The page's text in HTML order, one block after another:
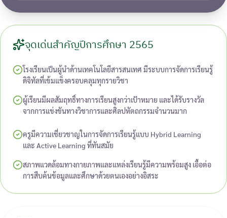
จุดเด่นสำคัญปีการศึกษา 2565
โรงเรียนเป็นผู้นำด้านเทคโนโลยีสารสนเทศ มีระบบการจัดการเรียนรู้
ดิจิทัลที่เข้มแข็งครอบคลุมทุกรายวิชา
ผู้เรียนมีผลสัมฤทธิ์ทางการเรียนสูงกว่าเป้าหมาย และได้รับรางวัล
จากการแข่งขันทางวิชาการและศิลปหัตถกรรมจำนวนมาก
ครูมีความเชี่ยวชาญในการจัดการเรียนรู้แบบ Hybrid Learning
และ Active Learning ที่ทันสมัย
สภาพแวดล้อมทางกายภาพและแหล่งเรียนรู้มีความพร้อมสูง เอื้อต่อ
การสืบค้นข้อมูลและศึกษาด้วยตนเองอย่างอิสระ